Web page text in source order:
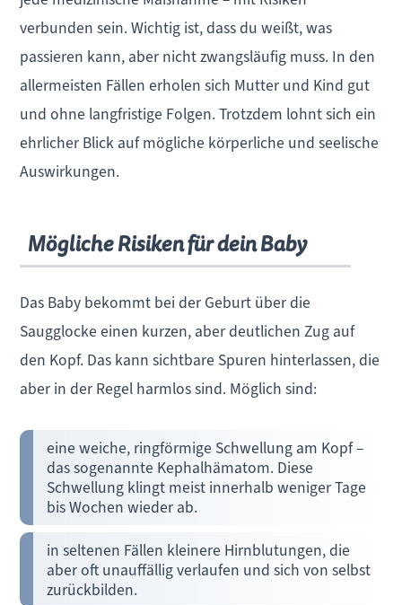
verbunden sein. Wichtig ist, dass du weißt, was
passieren kann, aber nicht zwangsläufig muss. In den
allermeisten Fällen erholen sich Mutter und Kind gut
und ohne langfristige Folgen. Trotzdem lohnt sich ein
ehrlicher Blick auf mögliche körperliche und seelische
Auswirkungen.
Mögliche Risiken für dein Baby
Das Baby bekommt bei der Geburt über die
Saugglocke einen kurzen, aber deutlichen Zug auf
den Kopf. Das kann sichtbare Spuren hinterlassen, die
aber in der Regel harmlos sind. Möglich sind:
eine weiche, ringförmige Schwellung am Kopf –
das sogenannte Kephalhämatom. Diese
Schwellung klingt meist innerhalb weniger Tage
bis Wochen wieder ab.
in seltenen Fällen kleinere Hirnblutungen, die
aber oft unauffällig verlaufen und sich von selbst
zurückbilden.